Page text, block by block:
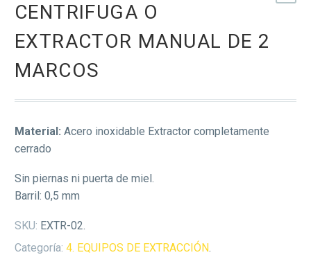
CENTRIFUGA O
EXTRACTOR MANUAL DE 2
MARCOS
Material: Acero inoxidable Extractor completamente
cerrado
Sin piernas ni puerta de miel.
Barril: 0,5 mm
SKU: EXTR-02
Categoría: 4. EQUIPOS DE EXTRACCIÓN